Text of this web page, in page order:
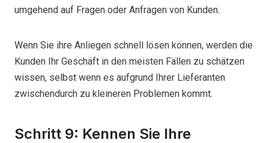
umgehend auf Fragen oder Anfragen von Kunden.
Wenn Sie ihre Anliegen schnell lösen können, werden die
Kunden Ihr Geschäft in den meisten Fällen zu schätzen
wissen, selbst wenn es aufgrund Ihrer Lieferanten
zwischendurch zu kleineren Problemen kommt.
Schritt 9: Kennen Sie Ihre